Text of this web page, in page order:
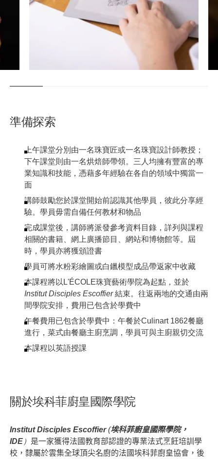
準備探索
上午課堂分別由一名珠寶匠或一名珠寶設計師教授；
下午課堂則由一名烘焙師帶領。三人均擁有豐富的專
業知識和技能，憑藉多年經驗在各自的領域中獨當一
面
講師鼓勵您於課堂開始前認識其他學員，彼此分享經
驗。學員毋需自備任何教材和物品
完成課堂後，講師將派發參考資料目錄，詳列與課程
相關的書籍、網上廣播節目、網站和博物館等。屆
時，學員亦將獲頒證書
學員可將水粉彩繪圖或白鑞模型成品帶返家中收藏
本課程將以L'ÉCOLE珠寶藝術學院為起點，並於
Institut Disciples Escoffier結束。往返兩地的交通由兩
間學院安排，費用已包含於學費中
午餐費用已包含於學費中：午餐於Culinart 1862餐廳
進行，菜式由餐廳主廚烹調，學員可與主廚親切交流
本課程以英語授課
關於埃科菲廚皇國際學院
Institut Disciples Escoffier(埃科菲廚皇國際學院，
IDE ） 是一家獲得法國教育部認證的專業法式烹飪培訓學
校，隸屬於雲集全球頂尖名廚的法國埃科菲廚皇協會，後